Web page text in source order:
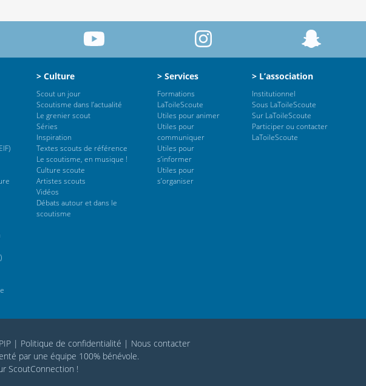
> Culture
Scout un jour
Scoutisme dans l’actualité
Le grenier scout
Séries
Inspiration
Textes scouts de référence
Le scoutisme, en musique !
Culture scoute
Artistes scouts
Vidéos
Débats autour et dans le
scoutisme
> Services
Formations
LaToileScoute
Utiles pour animer
Utiles pour
communiquer
Utiles pour
s’informer
Utiles pour
s’organiser
> L’association
Institutionnel
Sous LaToileScoute
Sur LaToileScoute
Participer ou contacter
LaToileScoute
| Politique de confidentialité | Nous contacter
par une équipe 100% bénévole.
ScoutConnection !